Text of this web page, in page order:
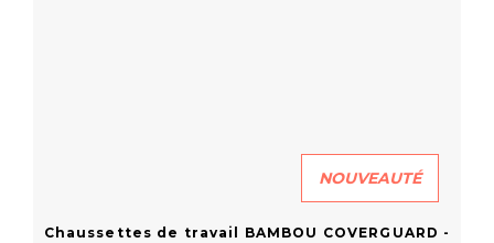
NOUVEAUTÉ
Chaussettes de travail BAMBOU COVERGUARD -